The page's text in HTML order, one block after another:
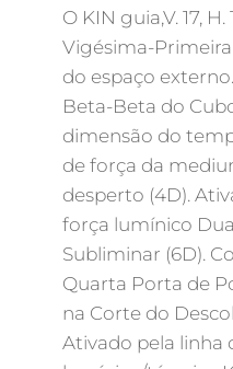
O KIN guia,V. 17, H.
Vigésima-
do espaço
Beta-Beta do
dimensão do
de força da
desperto (4D).
força lumínico
Subliminar (6D).
Quarta Porta de
na Corte do
Ativado pela linha